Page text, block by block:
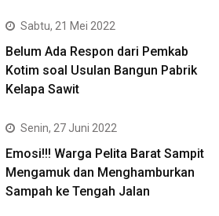
Sabtu, 21 Mei 2022
Belum Ada Respon dari Pemkab
Kotim soal Usulan Bangun Pabrik
Kelapa Sawit
Senin, 27 Juni 2022
Emosi!!! Warga Pelita Barat Sampit
Mengamuk dan Menghamburkan
Sampah ke Tengah Jalan